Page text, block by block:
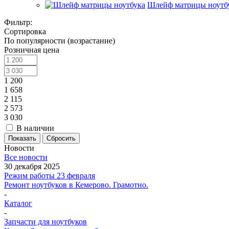
Шлейф матрицы
Фильтр:
Сортировка
По популярности (возрастание)
Розничная цена
1 200
1 658
2 115
2 573
3 030
В наличии
Показать Сбросить
Новости
Все новости
30 декабря 2025
Режим работы 23 февраля
Ремонт ноутбуков в Кемерово. Грамотно.
-
Каталог
-
Запчасти для ноутбуков